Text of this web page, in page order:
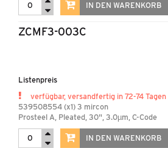
IN DEN WARENKORB
ZCMF3-003C
Listenpreis
verfügbar, versandfertig in 72-74 Tagen
539508554 (x1) 3 mircon
Prosteel A, Pleated, 30", 3.0µm, C-Code
IN DEN WARENKORB